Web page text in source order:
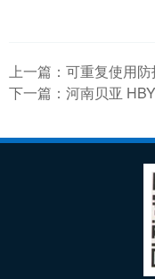
上一篇： 可重复使用防护
下一篇： 河南贝亚 HBY-T80 防